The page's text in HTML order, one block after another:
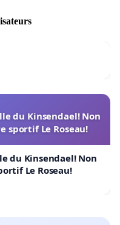
du Kinsendael! Non
sportif Le Roseau!
du Kinsendael! Non
Le Roseau!